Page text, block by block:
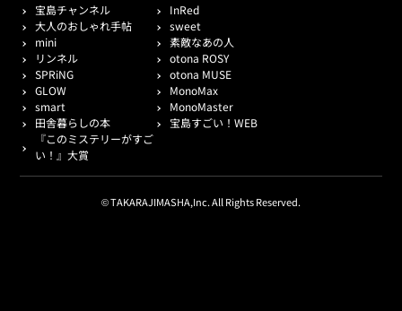
宝島チャンネル
InRed
大人のおしゃれ手帖
sweet
mini
素敵なあの人
リンネル
otona ROSY
SPRiNG
otona MUSE
GLOW
MonoMax
smart
MonoMaster
田舎暮らしの本
宝島すごい！WEB
『このミステリーがすご
い！』大賞
© TAKARAJIMASHA,Inc. All Rights Reserved.